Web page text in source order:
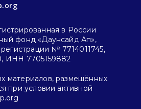
в России
фонд «Даунсайд Ап»,
№ 7714011745,
ИНН 7705159882
материалов, размещённых
при условии активной